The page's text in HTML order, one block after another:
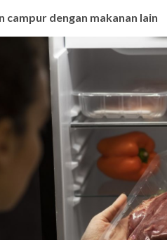
campur dengan makanan lain